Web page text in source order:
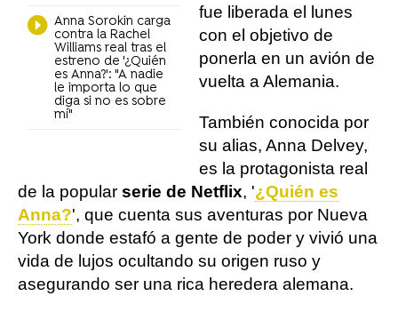
Anna Sorokin carga
contra la Rachel
Williams real tras el
estreno de '¿Quién
es Anna?': "A nadie
le importa lo que
diga si no es sobre
mí"
fue liberada el lunes
con el objetivo de
ponerla en un avión de
vuelta a Alemania.
También conocida por
su alias, Anna Delvey,
es la protagonista real
de la popular serie de Netflix, '¿Quién es
Anna?', que cuenta sus aventuras por Nueva
York donde estafó a gente de poder y vivió una
vida de lujos ocultando su origen ruso y
asegurando ser una rica heredera alemana.